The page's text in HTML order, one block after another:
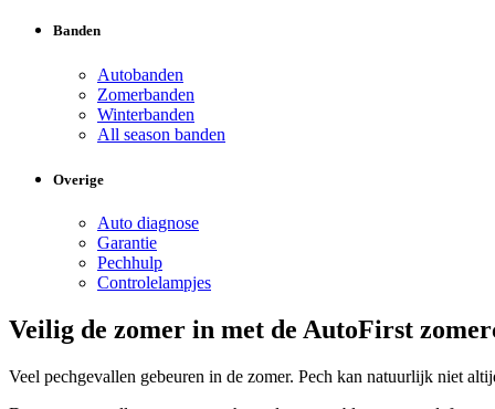
Banden
Autobanden
Zomerbanden
Winterbanden
All season banden
Overige
Auto diagnose
Garantie
Pechhulp
Controlelampjes
Veilig de zomer in met de AutoFirst
Veel pechgevallen gebeuren in de zomer. Pech kan natuurlijk niet